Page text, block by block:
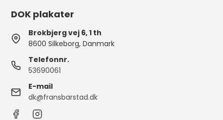
DOK plakater
Brokbjerg vej 6, 1 th
8600 Silkeborg, Danmark
Telefonnr.
53690061
E-mail
dk@fransbarstad.dk